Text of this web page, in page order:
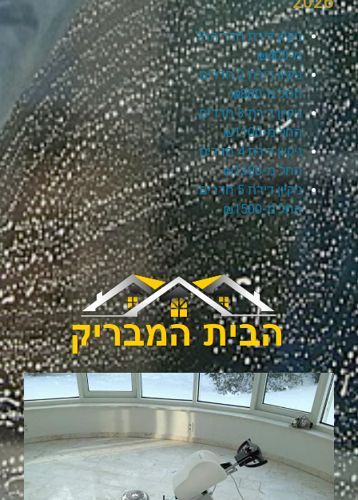
ניקיון דירת חדר החל
מ-₪400
ניקיון דירת 2 חדרים
החל מ-₪800
ניקיון דירת 3 חדרים
החל מ-₪1100
ניקיון דירת 4 חדרים
החל מ-₪1300
ניקיון דירת 5 חדרים
החל מ-₪1500